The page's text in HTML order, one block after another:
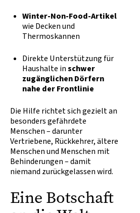
Winter-Non-Food-Artikel
wie Decken und
Thermoskannen
Direkte Unterstützung für
Haushalte inschwer
zugänglichen Dörfern
nahe der Frontlinie
Die Hilfe richtet sich gezielt an
besonders gefährdete
Menschen – darunter
Vertriebene, Rückkehrer, ältere
Menschen und Menschen mit
Behinderungen – damit
niemand zurückgelassen wird.
Eine Botschaft